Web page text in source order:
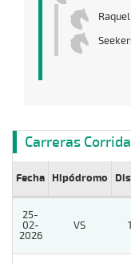
Carreras
Fecha Hipódromo
25-
02-
2026
VS